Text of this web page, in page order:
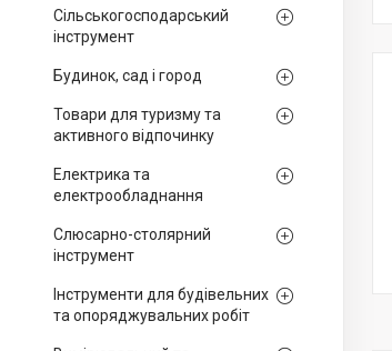
Сільськогосподарський
інструмент
Будинок, сад і город
Товари для туризму та
активного відпочинку
Електрика та
електрообладнання
Слюсарно-столярний
інструмент
Інструменти для будівельних
та опоряджувальних робіт